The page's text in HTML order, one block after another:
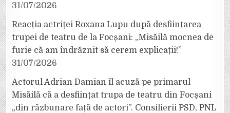
31/07/2026
Reacția actriței Roxana Lupu după desființarea
trupei de teatru de la Focșani: „Misăilă mocnea de
furie că am îndrăznit să cerem explicații!”
31/07/2026
Actorul Adrian Damian îl acuză pe primarul
Misăilă că a desființat trupa de teatru din Focșani
„din răzbunare față de actori”. Consilierii PSD, PNL